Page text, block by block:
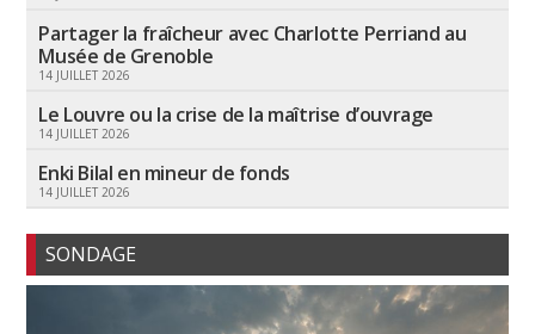
Partager la fraîcheur avec Charlotte Perriand au
Musée de Grenoble
14 JUILLET 2026
Le Louvre ou la crise de la maîtrise d’ouvrage
14 JUILLET 2026
Enki Bilal en mineur de fonds
14 JUILLET 2026
SONDAGE